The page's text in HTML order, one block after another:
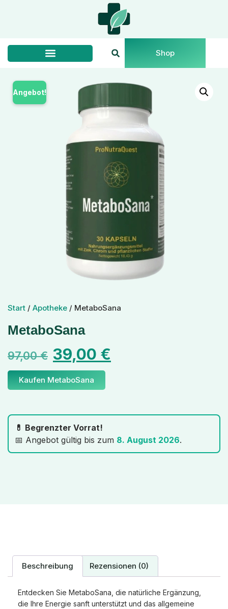
Shop
Angebot!
Start / Apotheke / MetaboSana
MetaboSana
97,00€ 39,00 €
Kaufen MetaboSana
💊 Begrenzter Vorrat!
📅 Angebot gültig bis zum 8. August 2026.
Beschreibung Rezensionen (0)
Entdecken Sie MetaboSana, die natürliche Ergänzung,
die Ihre Energie sanft unterstützt und das allgemeine